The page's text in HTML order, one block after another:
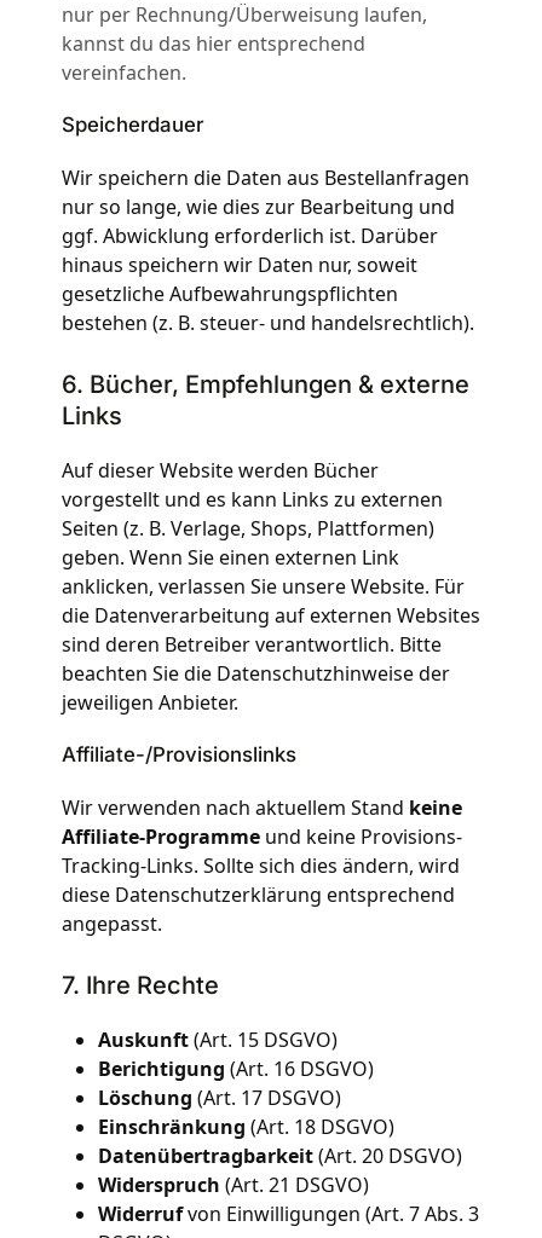
nur per Rechnung/Überweisung laufen,
kannst du das hier entsprechend
vereinfachen.
Speicherdauer
Wir speichern die Daten aus Bestellanfragen
nur so lange, wie dies zur Bearbeitung und
ggf. Abwicklung erforderlich ist. Darüber
hinaus speichern wir Daten nur, soweit
gesetzliche Aufbewahrungspflichten
bestehen (z. B. steuer- und handelsrechtlich).
6. Bücher, Empfehlungen & externe
Links
Auf dieser Website werden Bücher
vorgestellt und es kann Links zu externen
Seiten (z. B. Verlage, Shops, Plattformen)
geben. Wenn Sie einen externen Link
anklicken, verlassen Sie unsere Website. Für
die Datenverarbeitung auf externen Websites
sind deren Betreiber verantwortlich. Bitte
beachten Sie die Datenschutzhinweise der
jeweiligen Anbieter.
Affiliate-/Provisionslinks
Wir verwenden nach aktuellem Stand keine
Affiliate-Programme und keine Provisions-
Tracking-Links. Sollte sich dies ändern, wird
diese Datenschutzerklärung entsprechend
angepasst.
7. Ihre Rechte
Auskunft(Art. 15 DSGVO)
Berichtigung (Art. 16 DSGVO)
Löschung (Art. 17 DSGVO)
Einschränkung (Art. 18 DSGVO)
Datenübertragbarkeit(Art. 20 DSGVO)
Widerspruch (Art. 21 DSGVO)
Widerrufvon Einwilligungen (Art. 7 Abs. 3